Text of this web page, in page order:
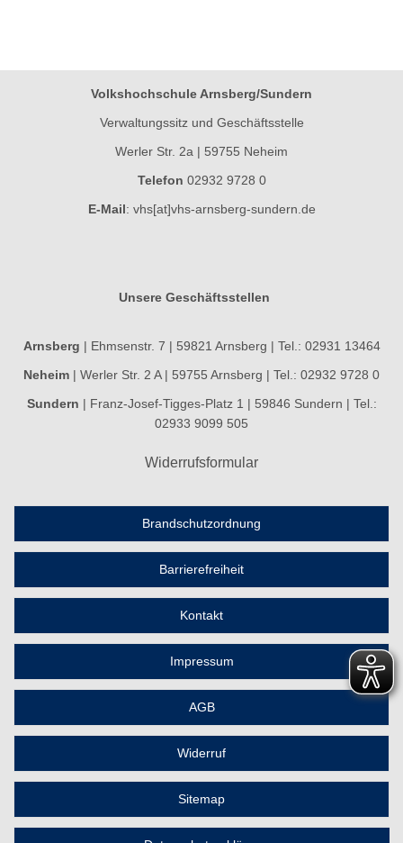
Volkshochschule Arnsberg/Sundern
Verwaltungssitz und Geschäftsstelle
Werler Str. 2a | 59755 Neheim
Telefon 02932 9728 0
E-Mail : vhs[at]vhs-arnsberg-sundern.de
Unsere Geschäftsstellen
Arnsberg | Ehmsenstr. 7 | 59821 Arnsberg | Tel.: 02931 13464
Neheim | Werler Str. 2 A | 59755 Arnsberg | Tel.: 02932 9728 0
Sundern
| Franz-Josef-Tigges-Platz 1 | 59846 Sundern | Tel.:
02933 9099 505
Widerrufsformular
Brandschutzordnung
Barrierefreiheit
Kontakt
Impressum
AGB
Widerruf
Sitemap